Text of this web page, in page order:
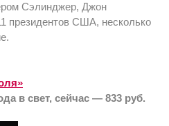
Сэлинджер, Джон
президентов США, несколько
в свет, сейчас — 833 руб.